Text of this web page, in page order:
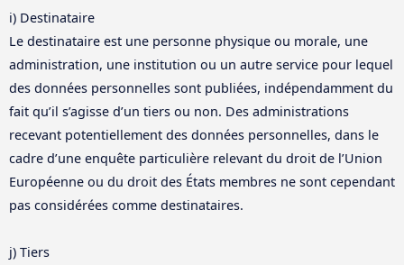
i) Destinataire
Le destinataire est une personne physique ou morale, une
administration, une institution ou un autre service pour lequel
des données personnelles sont publiées, indépendamment du
fait qu’il s’agisse d’un tiers ou non. Des administrations
recevant potentiellement des données personnelles, dans le
cadre d’une enquête particulière relevant du droit de l’Union
Européenne ou du droit des États membres ne sont cependant
pas considérées comme destinataires.
j) Tiers